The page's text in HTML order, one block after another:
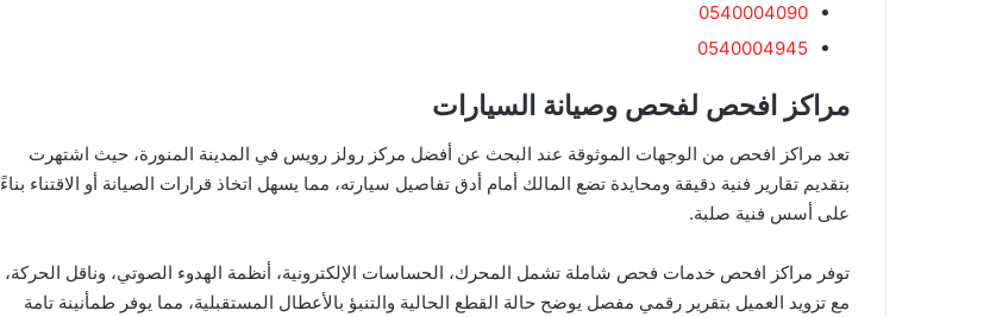
0540004090
0540004945
​مراكز افحص لفحص وصيانة السيارات
​تعد مراكز افحص من الوجهات الموثوقة عند البحث عن أفضل مركز رولز رويس في المدينة المنورة، حيث اشتهرت
بتقديم تقارير فنية دقيقة ومحايدة تضع المالك أمام أدق تفاصيل سيارته، مما يسهل اتخاذ قرارات الصيانة أو الاقتناء بناءً
على أسس فنية صلبة.
​توفر مراكز افحص خدمات فحص شاملة تشمل المحرك، الحساسات الإلكترونية، أنظمة الهدوء الصوتي، وناقل الحركة،
مع تزويد العميل بتقرير رقمي مفصل يوضح حالة القطع الحالية والتنبؤ بالأعطال المستقبلية، مما يوفر طمأنينة تامة